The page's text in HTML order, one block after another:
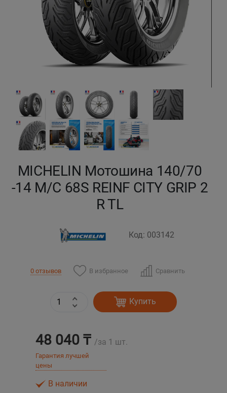
MICHELIN Мотошина 140/70
-14 M/C 68S REINF CITY GRIP 2
R TL
Код: 003142
0 отзывов В избранное Сравнить
Купить
48 040 ₸ /за 1 шт.
Гарантия лучшей
цены
В наличии
Кокшетау
Кызылорда
Павлодар
Петропавловск
Семей
Талдыкорган
Усть-Каменогорск
Бишкек